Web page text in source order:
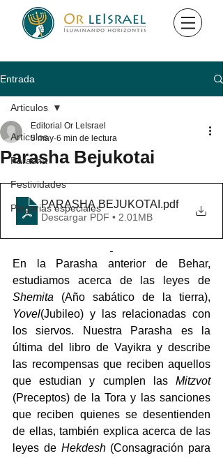
Entrada
Articulos
Parasha
Festividades
Plegarias especiales
Articulos
Parasha Bejukotai
Editorial Or LeIsrael
5 may 6 min de lectura
PARASHA BEJUKOTAI .pdf
Descargar PDF • 2.01MB
En la Parasha anterior de Behar,
Shemita
Yovel(Jubileo) y las relacionadas con
los siervos. Nuestra Parasha es la
última del libro de Vayikra y describe
las recompensas que reciben aquellos
que estudian y cumplen las Mitzvot
(Preceptos) de la Tora y las sanciones
que reciben quienes se desentienden
de ellas, también explica acerca de las
leyes de Hekdesh (Consagración para